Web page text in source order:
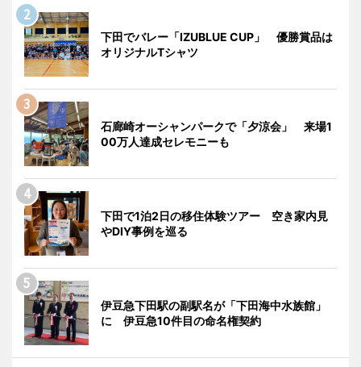
下田でバレー「IZUBLUE CUP」 優勝賞品は
オリジナルTシャツ
石廊崎オーシャンパークで「夕涼会」 来場1
00万人達成セレモニーも
下田で1泊2日の移住体験ツアー 空き家内見
やDIY事例を巡る
伊豆急下田駅の副駅名が「下田海中水族館」
に 伊豆急10件目の命名権契約